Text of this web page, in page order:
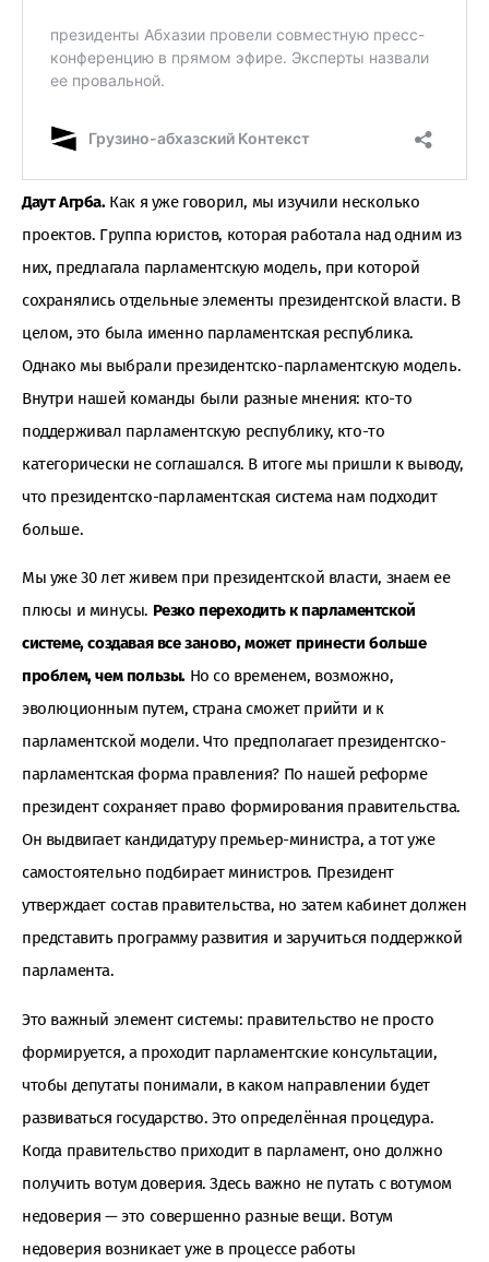
Даут Агрба. Как я уже говорил, мы изучили несколько
проектов. Группа юристов, которая работала над одним из
них, предлагала парламентскую модель, при которой
сохранялись отдельные элементы президентской власти. В
целом, это была именно парламентская республика.
Однако мы выбрали президентско-парламентскую модель.
Внутри нашей команды были разные мнения: кто-то
поддерживал парламентскую республику, кто-то
категорически не соглашался. В итоге мы пришли к выводу,
что президентско-парламентская система нам подходит
больше.
Мы уже 30 лет живем при президентской власти, знаем ее
плюсы и минусы. Резко переходить к парламентской
системе, создавая все заново, может принести больше
проблем, чем пользы. Но со временем, возможно,
эволюционным путем, страна сможет прийти и к
парламентской модели. Что предполагает президентско-
парламентская форма правления? По нашей реформе
президент сохраняет право формирования правительства.
Он выдвигает кандидатуру премьер-министра, а тот уже
самостоятельно подбирает министров. Президент
утверждает состав правительства, но затем кабинет должен
представить программу развития и заручиться поддержкой
парламента.
Это важный элемент системы: правительство не просто
формируется, а проходит парламентские консультации,
чтобы депутаты понимали, в каком направлении будет
развиваться государство. Это определённая процедура.
Когда правительство приходит в парламент, оно должно
получить вотум доверия. Здесь важно не путать с вотумом
недоверия — это совершенно разные вещи. Вотум
недоверия возникает уже в процессе работы